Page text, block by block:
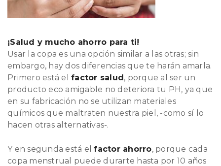
¡Salud y mucho ahorro para ti!
Usar la copa es una opción similar a las otras; sin
embargo, hay dos diferencias que te harán amarla.
Primero está el factor salud, porque al ser un
producto eco amigable no deteriora tu PH, ya que
en su fabricación no se utilizan materiales
químicos que maltraten nuestra piel, -como sí lo
hacen otras alternativas-.
Y en segunda está elfactor ahorro, porque cada
copa menstrual puede durarte hasta por 10 años